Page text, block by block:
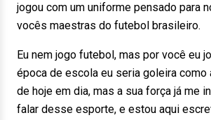
jogou com um uniforme pensado para
vocês maestras do futebol brasileiro.
Eu nem jogo futebol, mas por você eu
época de escola eu seria goleira como
de hoje em dia, mas a sua força já me
falar desse esporte, e estou aqui